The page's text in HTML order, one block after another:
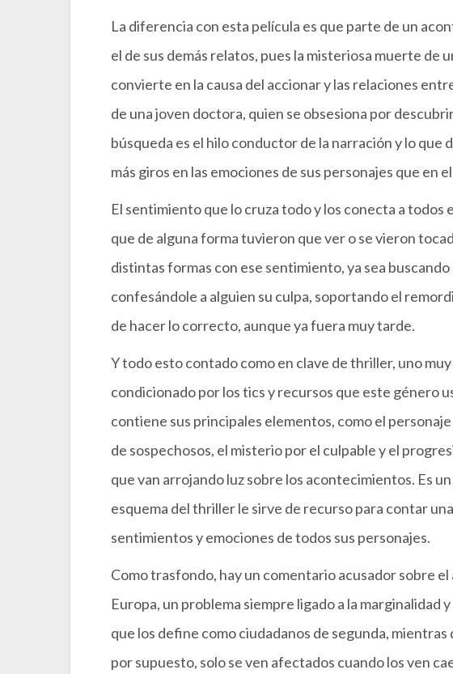
La diferencia con esta película es que parte de un
el de sus demás relatos, pues la misteriosa muerte de
convierte en la causa del accionar y las relaciones
de una joven doctora, quien se obsesiona por
búsqueda es el hilo conductor de la narración y lo que
más giros en las emociones de sus personajes que en
El sentimiento que lo cruza todo y los conecta a todos
que de alguna forma tuvieron que ver o se vieron
distintas formas con ese sentimiento, ya sea
confesándole a alguien su culpa, soportando el
de hacer lo correcto, aunque ya fuera muy tarde.
Y todo esto contado como en clave de thriller, uno
condicionado por los tics y recursos que este género
contiene sus principales elementos, como el
de sospechosos, el misterio por el culpable y el
que van arrojando luz sobre los acontecimientos. Es
esquema del thriller le sirve de recurso para contar
sentimientos y emociones de todos sus personajes.
Como trasfondo, hay un comentario acusador sobre
Europa, un problema siempre ligado a la marginalidad
que los define como ciudadanos de segunda, mientras
por supuesto, solo se ven afectados cuando los ven